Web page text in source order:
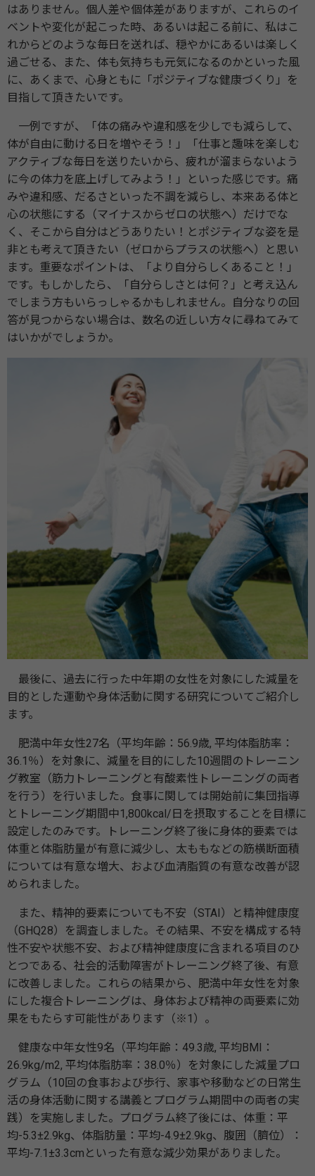
はありません。個人差や個体差がありますが、これらのイ
ベントや変化が起こった時、あるいは起こる前に、私はこ
れからどのような毎日を送れば、穏やかにあるいは楽しく
過ごせる、また、体も気持ちも元気になるのかといった風
に、あくまで、心身ともに「ポジティブな健康づくり」を
目指して頂きたいです。
一例ですが、「体の痛みや違和感を少しでも減らして、
体が自由に動ける日を増やそう！」「仕事と趣味を楽しむ
アクティブな毎日を送りたいから、疲れが溜まらないよう
に今の体力を底上げしてみよう！」といった感じです。痛
みや違和感、だるさといった不調を減らし、本来ある体と
心の状態にする（マイナスからゼロの状態へ）だけでな
く、そこから自分はどうありたい！とポジティブな姿を是
非とも考えて頂きたい（ゼロからプラスの状態へ）と思い
ます。重要なポイントは、「より自分らしくあること！」
です。もしかしたら、「自分らしさとは何？」と考え込ん
でしまう方もいらっしゃるかもしれません。自分なりの回
答が見つからない場合は、数名の近しい方々に尋ねてみて
はいかがでしょうか。
最後に、過去に行った中年期の女性を対象にした減量を
目的とした運動や身体活動に関する研究についてご紹介し
ます。
肥満中年女性27名（平均年齢：56.9歳, 平均体脂肪率：
36.1％）を対象に、減量を目的にした10週間のトレーニン
グ教室（筋力トレーニングと有酸素性トレーニングの両者
を行う）を行いました。食事に関しては開始前に集団指導
とトレーニング期間中1,800kcal/日を摂取することを目標に
設定したのみです。トレーニング終了後に身体的要素では
体重と体脂肪量が有意に減少し、太ももなどの筋横断面積
については有意な増大、および血清脂質の有意な改善が認
められました。
また、精神的要素についても不安（STAI）と精神健康度
（GHQ28）を調査しました。その結果、不安を構成する特
性不安や状態不安、および精神健康度に含まれる項目のひ
とつである、社会的活動障害がトレーニング終了後、有意
に改善しました。これらの結果から、肥満中年女性を対象
にした複合トレーニングは、身体および精神の両要素に効
果をもたらす可能性があります（※1）。
健康な中年女性9名（平均年齢：49.3歳, 平均BMI：
26.9kg/m2, 平均体脂肪率：38.0％）を対象にした減量プロ
グラム（10回の食事および歩行、家事や移動などの日常生
活の身体活動に関する講義とプログラム期間中の両者の実
践）を実施しました。プログラム終了後には、体重：平
均-5.3±2.9kg、体脂肪量：平均-4.9±2.9kg、腹囲（臍位）：
平均-7.1±3.3cmといった有意な減少効果がありました。